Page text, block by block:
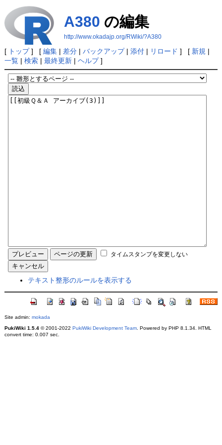
A380 の編集
http://www.okadajp.org/RWiki/?A380
[ トップ] [ 編集| 差分| バックアップ| 添付| リロード ] [ 新規 |
一覧| 検索| 最終更新| ヘルプ]
タイムスタンプを変更しない
テキスト整形のルールを表示する
Site admin: mokada
PukiWiki 1.5.4© 2001-2022 PukiWiki Development Team. Powered by PHP 8.1.34. HTML
convert time: 0.007 sec.